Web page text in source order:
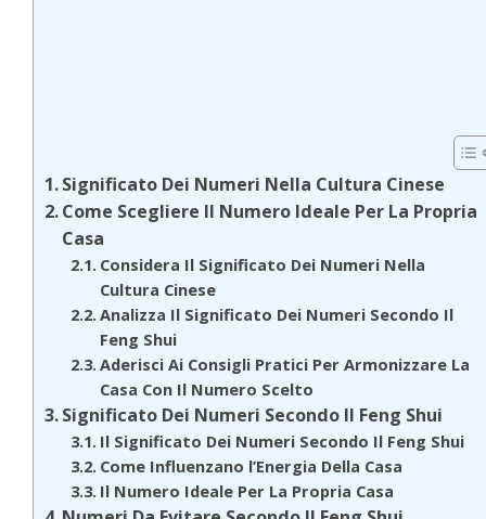
Significato Dei Numeri Nella Cultura Cinese
Come Scegliere Il Numero Ideale Per La Propria
Casa
Considera Il Significato Dei Numeri Nella
Cultura Cinese
Analizza Il Significato Dei Numeri Secondo Il
Feng Shui
Aderisci Ai Consigli Pratici Per Armonizzare La
Casa Con Il Numero Scelto
Significato Dei Numeri Secondo Il Feng Shui
Il Significato Dei Numeri Secondo Il Feng Shui
Come Influenzano l’Energia Della Casa
Il Numero Ideale Per La Propria Casa